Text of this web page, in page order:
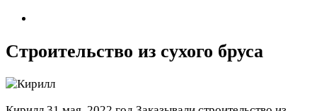
Строительство из сухого бруса